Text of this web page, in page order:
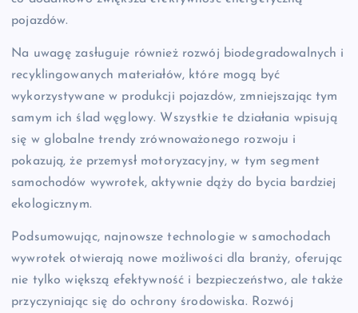
pojazdów.
Na uwagę zasługuje również rozwój biodegradowalnych i
recyklingowanych materiałów, które mogą być
wykorzystywane w produkcji pojazdów, zmniejszając tym
samym ich ślad węglowy. Wszystkie te działania wpisują
się w globalne trendy zrównoważonego rozwoju i
pokazują, że przemysł motoryzacyjny, w tym segment
samochodów wywrotek, aktywnie dąży do bycia bardziej
ekologicznym.
Podsumowując, najnowsze technologie w samochodach
wywrotek otwierają nowe możliwości dla branży, oferując
nie tylko większą efektywność i bezpieczeństwo, ale także
przyczyniając się do ochrony środowiska. Rozwój